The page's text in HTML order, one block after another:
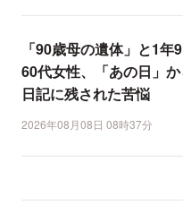
「90歳母の遺体」と1年
60代女性、「あの日」
日記に残された苦悩
2026年08月08日 08時37分